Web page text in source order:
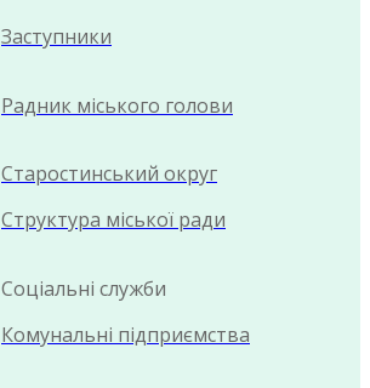
Заступники
Радник міського голови
Старостинський округ
Структура міської ради
Соціальні служби
Комунальні підприємства